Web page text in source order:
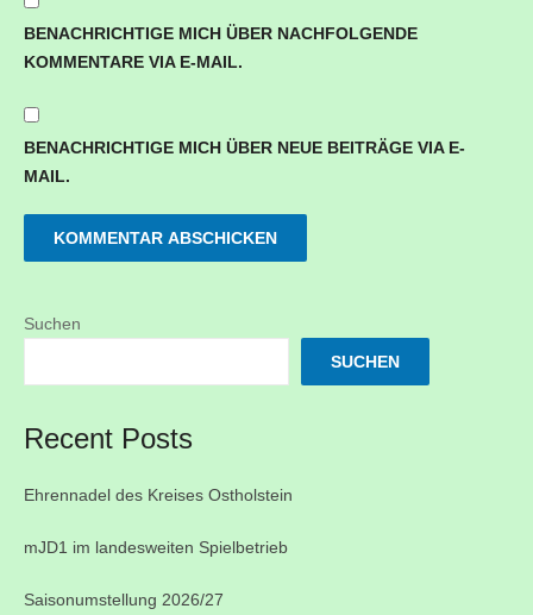
BENACHRICHTIGE MICH ÜBER NACHFOLGENDE
KOMMENTARE VIA E-MAIL.
BENACHRICHTIGE MICH ÜBER NEUE BEITRÄGE VIA E-
MAIL.
Suchen
SUCHEN
Recent Posts
Ehrennadel des Kreises Ostholstein
mJD1 im landesweiten Spielbetrieb
Saisonumstellung 2026/27